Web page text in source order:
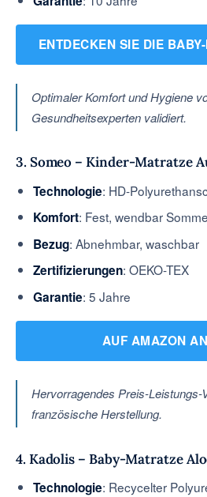
ENTDECKEN SIE DIE
Optimaler Komfort und Hygiene
Gesundheitsexperten validiert.
3. Someo – Kinder-Matratze
Technologie: HD-
Komfort: Fest, wendbar
Bezug: Abnehmbar, waschbar
Zertifizierungen: OEKO-TEX
Garantie: 5 Jahre
AUF AMAZON
Hervorragendes Preis-Leistungs-
französische Herstellung.
4. Kadolis – Baby-Matratze
Technologie: Recycelter